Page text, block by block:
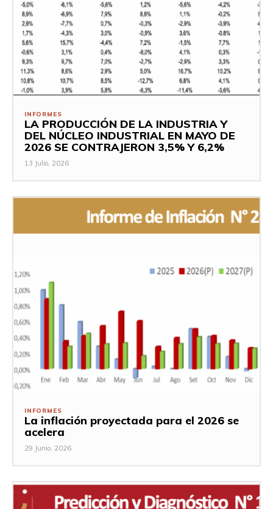
INFORMES
LA PRODUCCIÓN DE LA INDUSTRIA Y
DEL NÚCLEO INDUSTRIAL EN MAYO DE
2026 SE CONTRAJERON 3,5% Y 6,2%
13 Julio, 2026
INFORMES
La inflación proyectada para el 2026 se
acelera
29 Junio, 2026